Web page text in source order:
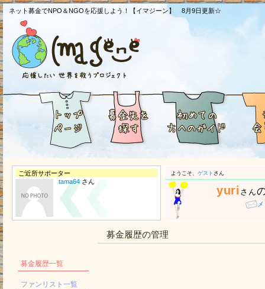
ネット募金でNPO＆NGOを応援しよう！【イマジーン】 8月9日更新☆
ご近所サポーター
tama64さん
ようこそ、 ゲスト さん
yuri さん
募金履歴一覧
ファンリスト一覧
募金履歴の管理